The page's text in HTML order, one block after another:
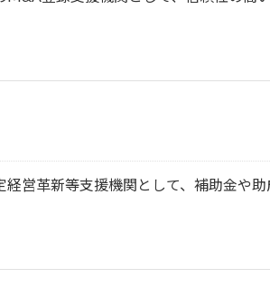
営革新等支援機関として、補助金や